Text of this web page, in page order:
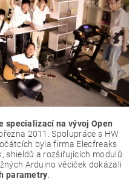
specializací na vývoj Open
2011. Spolupráce s HW
byla firma Elecfreaks
shieldů a rozšiřujících modulů
Arduino věciček dokázali
parametry